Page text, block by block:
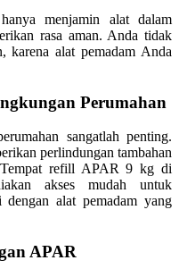
menjamin alat dalam
rasa aman. Anda tidak
karena alat pemadam Anda
Perumahan
sangatlah penting.
perlindungan tambahan
refill APAR 9 kg di
akses mudah untuk
dengan alat pemadam yang
APAR